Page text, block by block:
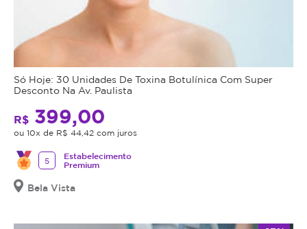
Só Hoje: 30 Unidades De Toxina Botulínica Com Super
Desconto Na Av. Paulista
R$ 399,00
ou 10x de R$ 44,42 com juros
5
Estabelecimento
Premium
Bela Vista